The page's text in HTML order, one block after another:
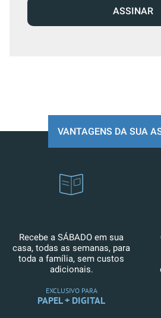
ASSINAR
VANTAGENS DA SUA
Recebe a SÁBADO em sua
casa, todas as semanas, para
toda a família, sem custos
adicionais.
EXCLUSIVO PARA
PAPEL + DIGITAL